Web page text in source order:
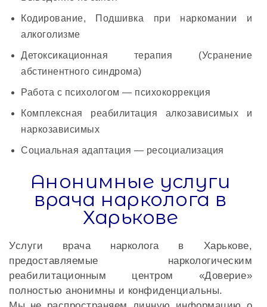
Кодирование, Подшивка при наркомании и
алкоголизме
Детоксикационная терапия (Усранение
абстинентного синдрома)
Работа с психологом — психокоррекция
Комплексная реабилитация алкозависимых и
наркозависимых
Социальная адаптация — ресоциализация
Анонимные услуги
врача нарколога в
Харькове
Услуги врача нарколога в Харькове,
предоставляемые наркологическим
реабилитационным центром «Доверие»
полностью анонимны и конфиденциальны.